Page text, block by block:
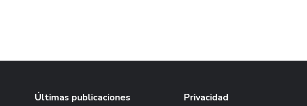
Últimas publicaciones Privacidad